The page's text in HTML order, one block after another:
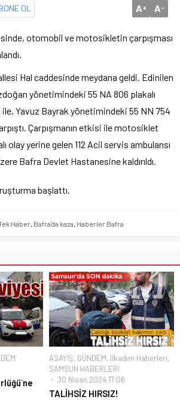
OL A+ A-
otomobil ve motosikletin çarpışması
Hal caddesinde meydana geldi. Edinilen
yönetimindeki 55 NA 806 plakalı
Yavuz Bayrak yönetimindeki 55 NN 754
Çarpışmanın etkisi ile motosiklet
olay yerine gelen 112 Acil servis ambulansı
Bafra Devlet Hastanesine kaldırıldı.
başlattı.
Haber Bafra'da kaza Haberler Bafra
ASAYİŞ, GÜNDEM, İlkadım Haberleri,
SAMSUN HABERLERİ
30 Nisan 2024 17:06
TALİHSİZ HIRSIZ!